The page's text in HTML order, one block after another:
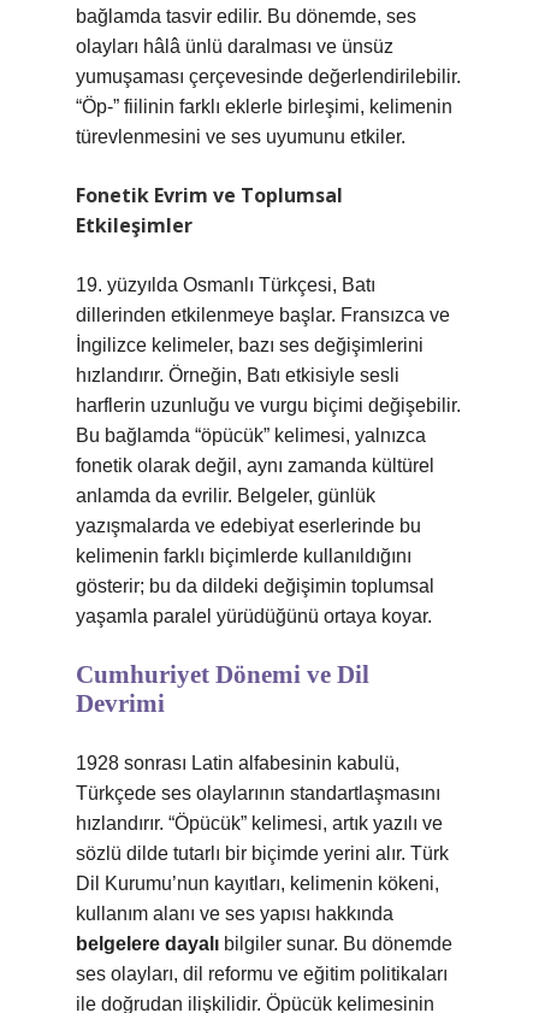
bağlamda tasvir edilir. Bu dönemde, ses
olayları hâlâ ünlü daralması ve ünsüz
yumuşaması çerçevesinde değerlendirilebilir.
“Öp-” fiilinin farklı eklerle birleşimi, kelimenin
türevlenmesini ve ses uyumunu etkiler.
Fonetik Evrim ve Toplumsal
Etkileşimler
19. yüzyılda Osmanlı Türkçesi, Batı
dillerinden etkilenmeye başlar. Fransızca ve
İngilizce kelimeler, bazı ses değişimlerini
hızlandırır. Örneğin, Batı etkisiyle sesli
harflerin uzunluğu ve vurgu biçimi değişebilir.
Bu bağlamda “öpücük” kelimesi, yalnızca
fonetik olarak değil, aynı zamanda kültürel
anlamda da evrilir. Belgeler, günlük
yazışmalarda ve edebiyat eserlerinde bu
kelimenin farklı biçimlerde kullanıldığını
gösterir; bu da dildeki değişimin toplumsal
yaşamla paralel yürüdüğünü ortaya koyar.
Cumhuriyet Dönemi ve Dil
Devrimi
1928 sonrası Latin alfabesinin kabulü,
Türkçede ses olaylarının standartlaşmasını
hızlandırır. “Öpücük” kelimesi, artık yazılı ve
sözlü dilde tutarlı bir biçimde yerini alır. Türk
Dil Kurumu’nun kayıtları, kelimenin kökeni,
kullanım alanı ve ses yapısı hakkında
belgelere dayalı bilgiler sunar. Bu dönemde
ses olayları, dil reformu ve eğitim politikaları
ile doğrudan ilişkilidir. Öpücük kelimesinin